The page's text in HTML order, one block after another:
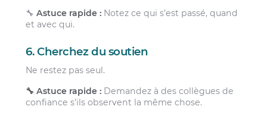
🔧Astuce rapide : Notez ce qui s’est passé, quand
et avec qui.
6. Cherchez du soutien
Ne restez pas seul.
🔧 Astuce rapide : Demandez à des collègues de
confiance s’ils observent la même chose.